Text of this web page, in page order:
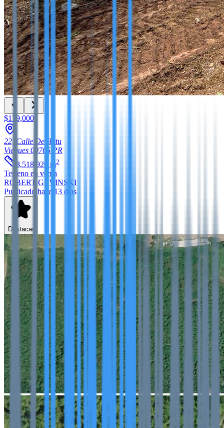
$179,000
22, Calle De Batu
Vieques 00765 PR
8,518.926 m2
Terreno en venta
ROBERT GEVINSKI
Publicado hace 13 días
Destacar